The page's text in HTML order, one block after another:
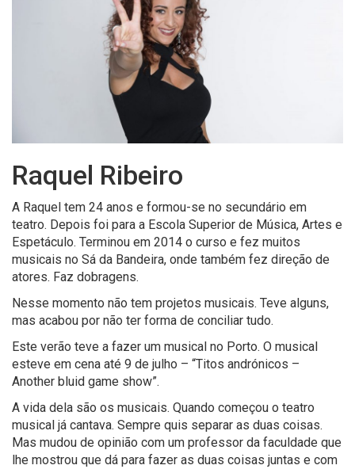
Raquel Ribeiro
A Raquel tem 24 anos e formou-se no secundário em
teatro. Depois foi para a Escola Superior de Música, Artes e
Espetáculo. Terminou em 2014 o curso e fez muitos
musicais no Sá da Bandeira, onde também fez direção de
atores. Faz dobragens.
Nesse momento não tem projetos musicais. Teve alguns,
mas acabou por não ter forma de conciliar tudo.
Este verão teve a fazer um musical no Porto. O musical
esteve em cena até 9 de julho – “Titos andrónicos –
Another bluid game show”.
A vida dela são os musicais. Quando começou o teatro
musical já cantava. Sempre quis separar as duas coisas.
Mas mudou de opinião com um professor da faculdade que
lhe mostrou que dá para fazer as duas coisas juntas e com